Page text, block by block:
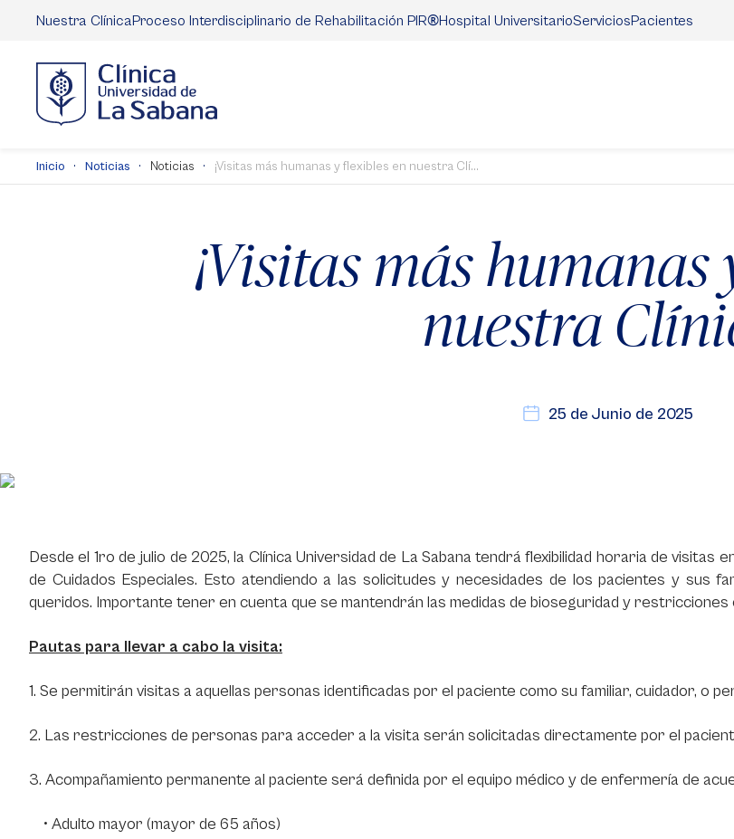
Nuestra ClínicaProceso Interdisciplinario de Rehabilitación PIR®Hospital UniversitarioServiciosPacientes
Inicio Noticias Noticias ¡Visitas más humanas y flexibles en nuestra Clí...
¡Visitas más humanas
nuestra
25 de Junio de 2025
Desde el 1ro de julio de 2025, la Clínica Universidad de La Sabana tendrá flexibilidad horaria de visitas
de Cuidados Especiales. Esto atendiendo a las solicitudes y necesidades de los pacientes y sus
queridos. Importante tener en cuenta que se mantendrán las medidas de bioseguridad y restricciones
Pautas para llevar a cabo la visita:
1. Se permitirán visitas a aquellas personas identificadas por el paciente como su familiar, cuidador, o
2. Las restricciones de personas para acceder a la visita serán solicitadas directamente por el
3. Acompañamiento permanente al paciente será definida por el equipo médico y de enfermería de
• Adulto mayor (mayor de 65 años)